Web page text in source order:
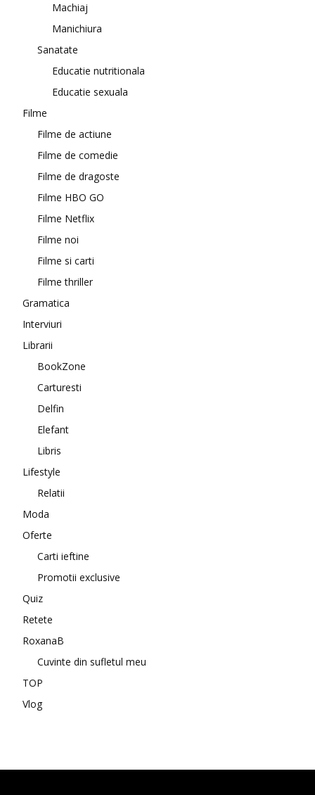
Machiaj
Manichiura
Sanatate
Educatie nutritionala
Educatie sexuala
Filme
Filme de actiune
Filme de comedie
Filme de dragoste
Filme HBO GO
Filme Netflix
Filme noi
Filme si carti
Filme thriller
Gramatica
Interviuri
Librarii
BookZone
Carturesti
Delfin
Elefant
Libris
Lifestyle
Relatii
Moda
Oferte
Carti ieftine
Promotii exclusive
Quiz
Retete
RoxanaB
Cuvinte din sufletul meu
TOP
Vlog